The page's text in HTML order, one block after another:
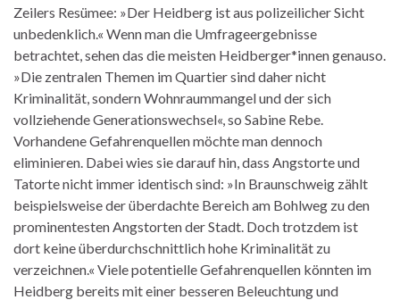
Zeilers Resümee: »Der Heidberg ist aus polizeilicher Sicht
unbedenklich.« Wenn man die Umfrageergebnisse
betrachtet, sehen das die meisten Heidberger*innen genauso.
»Die zentralen Themen im Quartier sind daher nicht
Kriminalität, sondern Wohnraummangel und der sich
vollziehende Generationswechsel«, so Sabine Rebe.
Vorhandene Gefahrenquellen möchte man dennoch
eliminieren. Dabei wies sie darauf hin, dass Angstorte und
Tatorte nicht immer identisch sind: »In Braunschweig zählt
beispielsweise der überdachte Bereich am Bohlweg zu den
prominentesten Angstorten der Stadt. Doch trotzdem ist
dort keine überdurchschnittlich hohe Kriminalität zu
verzeichnen.« Viele potentielle Gefahrenquellen könnten im
Heidberg bereits mit einer besseren Beleuchtung und